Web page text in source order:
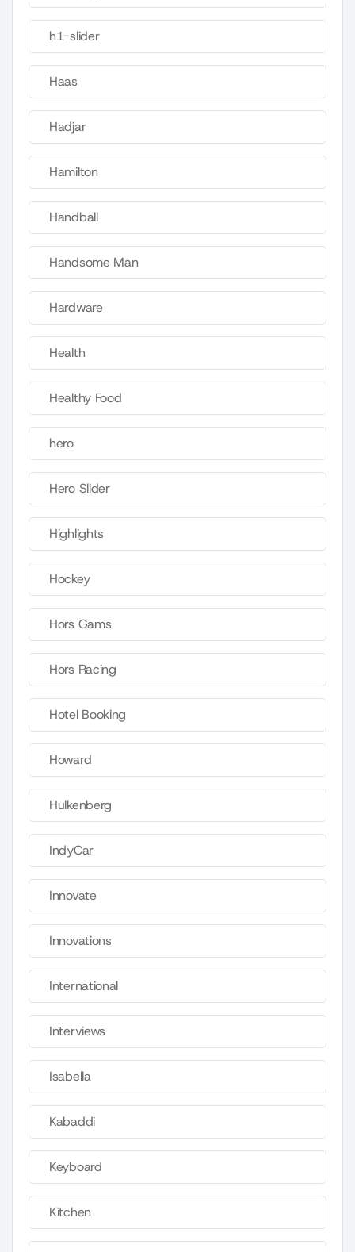
h1-slider
Haas
Hadjar
Hamilton
Handball
Handsome Man
Hardware
Health
Healthy Food
hero
Hero Slider
Highlights
Hockey
Hors Gams
Hors Racing
Hotel Booking
Howard
Hulkenberg
IndyCar
Innovate
Innovations
International
Interviews
Isabella
Kabaddi
Keyboard
Kitchen